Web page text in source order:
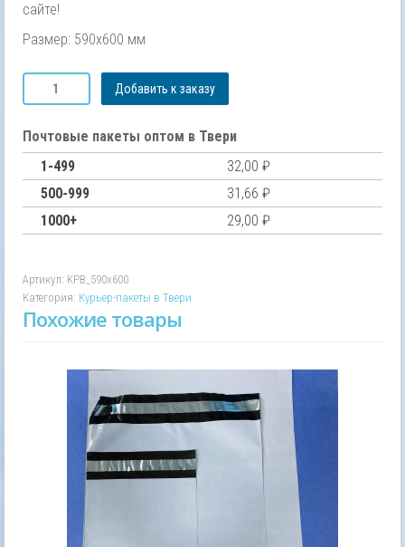
сайте!
Размер: 590х600 мм
Количество
товара
пакет
без
печати
КСД
590х600
Добавить к заказу
Почтовые пакеты оптом в Твери
1-499
32,00 ₽
500-999
31,66 ₽
1000+
29,00 ₽
Артикул: KPB_590х600
Категория: Курьер-пакеты в Твери
Похожие товары